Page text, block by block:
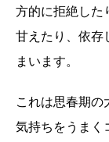
方的に拒絶した
甘えたり、依存
まいます。
これは思春期の
気持ちをうまく